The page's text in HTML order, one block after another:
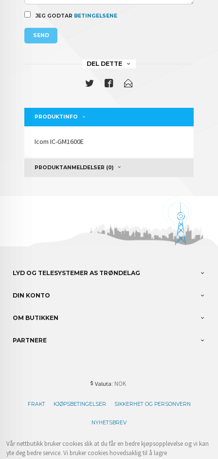
JEG GODTAR BETINGELSENE
SEND
DEL DETTE
PRODUKTINFO
Icom IC-GM1600E
PRODUKTANMELDELSER (0)
LYD OG TELESYSTEMER AS TRØNDELAG
DIN KONTO
OM BUTIKKEN
PARTNERE
Valuta: NOK
FRAKT KJØPSBETINGELSER SIKKERHET OG PERSONVERN
NYHETSBREV
Vår nettbutikk bruker cookies slik at du får en bedre kjøpsopplevelse og vi kan
yte deg bedre service. Vi bruker cookies hovedsaklig til å lagre